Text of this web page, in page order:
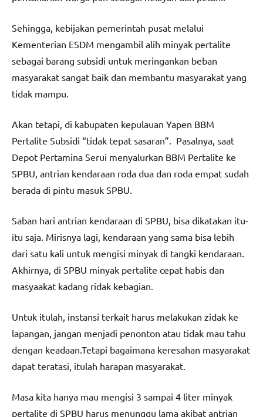
Sehingga, kebijakan pemerintah pusat melalui
Kementerian ESDM mengambil alih minyak pertalite
sebagai barang subsidi untuk meringankan beban
masyarakat sangat baik dan membantu masyarakat yang
tidak mampu.
Akan tetapi, di kabupaten kepulauan Yapen BBM
Pertalite Subsidi “tidak tepat sasaran”. Pasalnya, saat
Depot Pertamina Serui menyalurkan BBM Pertalite ke
SPBU, antrian kendaraan roda dua dan roda empat sudah
berada di pintu masuk SPBU.
Saban hari antrian kendaraan di SPBU, bisa dikatakan itu-
itu saja. Mirisnya lagi, kendaraan yang sama bisa lebih
dari satu kali untuk mengisi minyak di tangki kendaraan.
Akhirnya, di SPBU minyak pertalite cepat habis dan
masyaakat kadang ridak kebagian.
Untuk itulah, instansi terkait harus melakukan zidak ke
lapangan, jangan menjadi penonton atau tidak mau tahu
dengan keadaan.Tetapi bagaimana keresahan masyarakat
dapat teratasi, itulah harapan masyarakat.
Masa kita hanya mau mengisi 3 sampai 4 liter minyak
pertalite di SPBU harus menunggu lama akibat antrian